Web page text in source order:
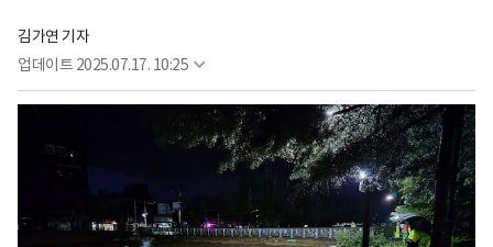
김가연 기자
업데이트 2025.07.17. 10:25